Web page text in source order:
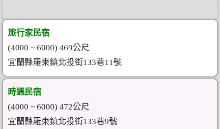
旅行家民宿
(4000 ~ 6000) 469公尺
宜蘭縣羅東鎮北投街133巷11號
時遇民宿
(4000 ~ 6000) 472公尺
宜蘭縣羅東鎮北投街133巷9號